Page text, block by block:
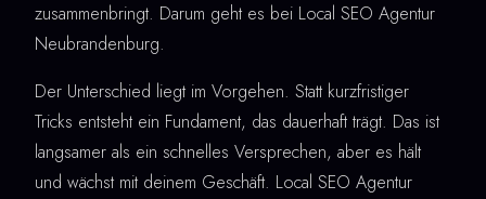
zusammenbringt. Darum geht es bei Local SEO Agentur
Neubrandenburg.
Der Unterschied liegt im Vorgehen. Statt kurzfristiger
Tricks entsteht ein Fundament, das dauerhaft trägt. Das ist
langsamer als ein schnelles Versprechen, aber es hält
und wächst mit deinem Geschäft. Local SEO Agentur